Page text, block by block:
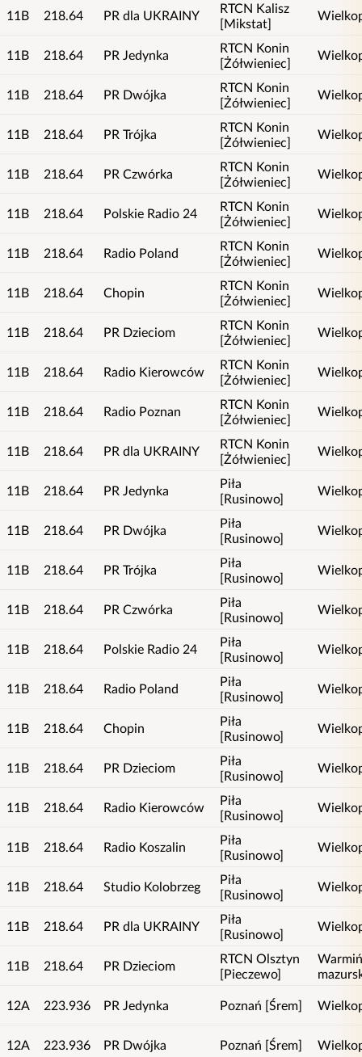
11B 218.64 PR dla UKRAINY
RTCN Kalisz
[Mikstat]
11B 218.64 PR Jedynka
RTCN Konin
[Żółwieniec]
11B 218.64 PR Dwójka
RTCN Konin
[Żółwieniec]
11B 218.64 PR Trójka
RTCN Konin
[Żółwieniec]
11B 218.64 PR Czwórka
RTCN Konin
[Żółwieniec]
11B 218.64 Polskie Radio 24
RTCN Konin
[Żółwieniec]
11B 218.64 Radio Poland
RTCN Konin
[Żółwieniec]
11B 218.64 Chopin
RTCN Konin
[Żółwieniec]
11B 218.64 PR Dzieciom
RTCN Konin
[Żółwieniec]
11B 218.64 Radio Kierowców
RTCN Konin
[Żółwieniec]
11B 218.64 Radio Poznan
RTCN Konin
[Żółwieniec]
11B 218.64 PR dla UKRAINY
RTCN Konin
[Żółwieniec]
11B 218.64 PR Jedynka
Piła
[Rusinowo]
11B 218.64 PR Dwójka
Piła
[Rusinowo]
11B 218.64 PR Trójka
Piła
[Rusinowo]
11B 218.64 PR Czwórka
Piła
[Rusinowo]
11B 218.64 Polskie Radio 24
Piła
[Rusinowo]
11B 218.64 Radio Poland
Piła
[Rusinowo]
11B 218.64 Chopin
Piła
[Rusinowo]
11B 218.64 PR Dzieciom
Piła
[Rusinowo]
11B 218.64 Radio Kierowców
Piła
[Rusinowo]
11B 218.64 Radio Koszalin
Piła
[Rusinowo]
11B 218.64 Studio Kolobrzeg
Piła
[Rusinowo]
11B 218.64 PR dla UKRAINY
Piła
[Rusinowo]
11B 218.64 PR Dzieciom
RTCN Olsztyn
[Pieczewo]
12A 223.936 PR Jedynka Poznań [Śrem]
12A 223.936 PR Dwójka Poznań [Śrem]